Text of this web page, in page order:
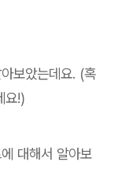
보았는데요. (혹
요!)
대해서 알아보